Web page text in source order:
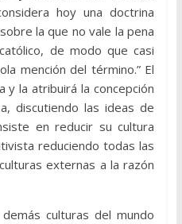
hoy una doctrina
la que no vale la pena
de modo que casi
mención del término.” El
y la atribuirá la concepción
discutiendo las ideas de
en reducir su cultura
reduciendo todas las
externas a la razón
culturas del mundo